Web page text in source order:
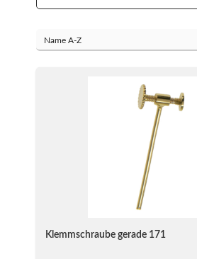
Klemmschraube gerade 171